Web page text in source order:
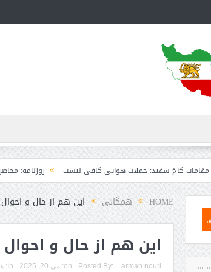
سفید: حملات هوایی کافی نیست روزنامه: محاصره دریایی
HOME همگانی این هم از حال و
این هم از حال و
Posted By: arman nouri
on: می 20, 2025 In: